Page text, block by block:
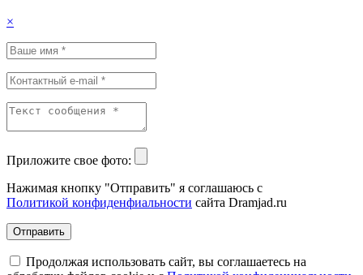
×
Приложите свое фото:
Нажимая кнопку "Отправить" я соглашаюсь с
Политикой конфиденфиальности сайта Dramjad.ru
Отправить
Продолжая использовать сайт, вы соглашаетесь на